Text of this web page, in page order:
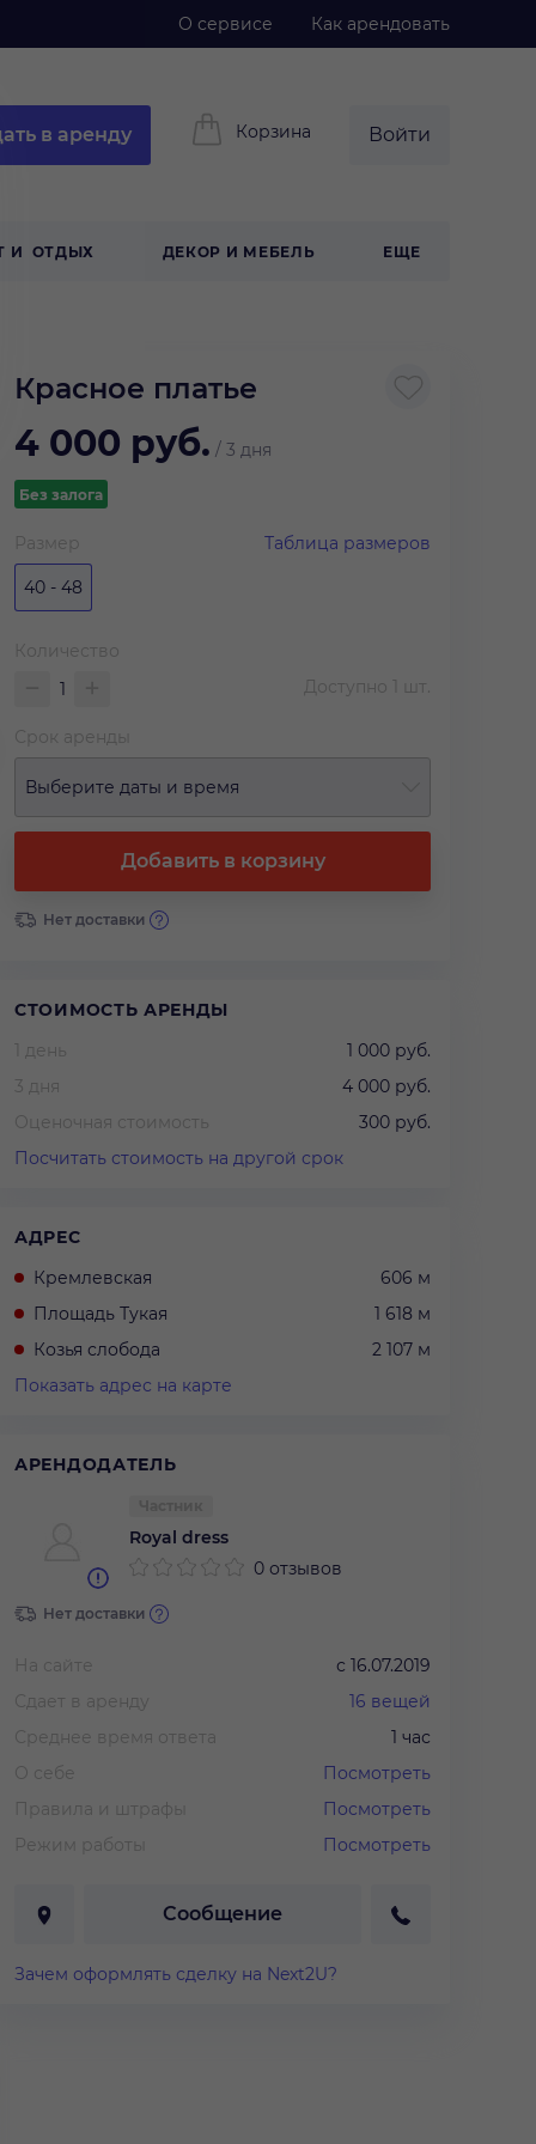
О сервисе Как арендовать
в аренду Корзина Войти
И ОТДЫХ ДЕКОР И МЕБЕЛЬ ЕЩЕ
Красное платье
4 000 руб. / 3 дня
Без залога
Таблица размеров
Размер
40 - 48
Количество
Доступно 1 шт.
Срок аренды
Выберите даты и время
Добавить в корзину
Нет доставки
СТОИМОСТЬ АРЕНДЫ
1 день
1 000 руб.
3 дня
4 000 руб.
Оценочная стоимость
300 руб.
Посчитать стоимость на другой срок
АДРЕС
Кремлевская
606 м
Площадь Тукая
1 618 м
Козья слобода
2 107 м
Показать адрес на карте
АРЕНДОДАТЕЛЬ
Royal dress
0 отзывов
Нет доставки
На сайте с 16.07.2019
Сдает в аренду
16 вещей
Среднее время ответа
1 час
О себе
Посмотреть
Правила и штрафы
Посмотреть
Режим работы
Посмотреть
Сообщение
Зачем оформлять сделку на Next2U?